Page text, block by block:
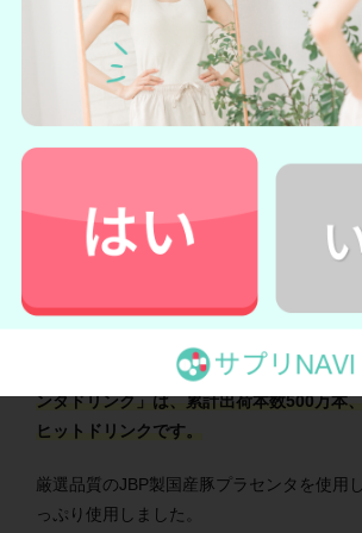
プラセンタボンリッチを詳し
→ク
2位：COうるおい女神プラセン
湘南美容クリニックと共同開発
され続けている
引用元：Co-medical+
湘南美容クリニックと共同開発した「CO
ンタドリンク」は、累計出荷本数500万本
ヒットドリンクです。
厳選品質のJBP製国産豚プラセンタを使用
っぷり使用しました。